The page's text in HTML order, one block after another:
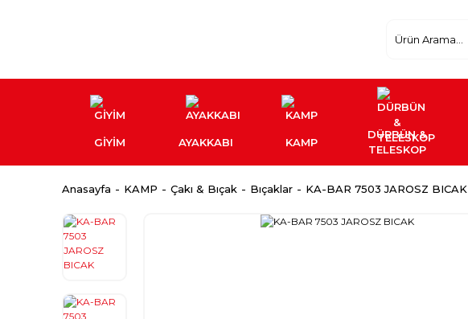
GİYİM AYAKKABI KAMP
DÜRBÜN &
TELESKOP
Anasayfa KAMP Çakı & Bıçak Bıçaklar KA-BAR 7503 JAROSZ BICAK